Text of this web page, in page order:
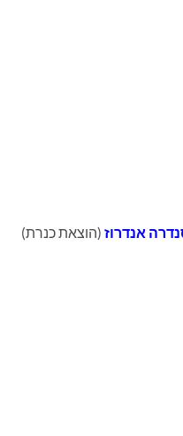
אנדרוז (הוצאת כנרת)